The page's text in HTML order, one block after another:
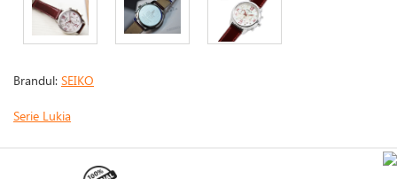
Brandul: SEIKO
Serie Lukia